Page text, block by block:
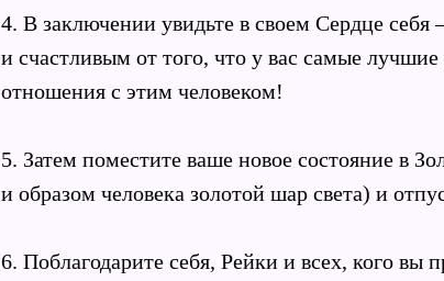
4. В заключении увидьте в своем Сердце
и счастливым от того, что у вас самые
отношения с этим человеком!
5. Затем поместите ваше новое состояние в
и образом человека золотой шар света) и
6. Поблагодарите себя, Рейки и всех, кого